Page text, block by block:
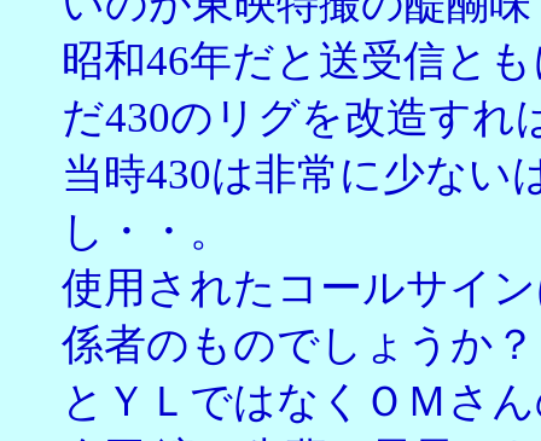
昭和46年だと送受信と
だ430のリグを改造すれ
当時430は非常に少ない
し・・。
使用されたコールサイ
係者のものでしょうか
とＹＬではなくＯＭさ